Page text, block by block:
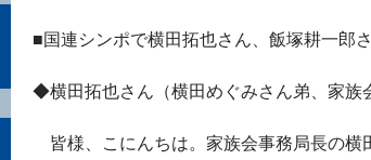
■国連シンポで横田拓也さん、飯塚耕一郎
◆横田拓也さん（横田めぐみさん弟、家族
皆様、こにんちは。家族会事務局長の横